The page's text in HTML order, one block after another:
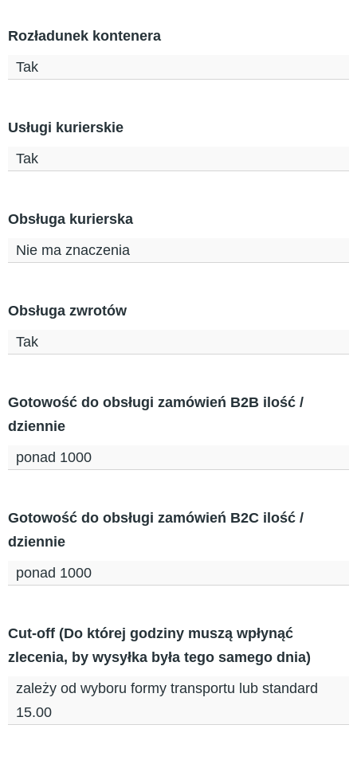
Rozładunek kontenera
Tak
Usługi kurierskie
Tak
Obsługa kurierska
Nie ma znaczenia
Obsługa zwrotów
Tak
Gotowość do obsługi zamówień B2B ilość /
dziennie
ponad 1000
Gotowość do obsługi zamówień B2C ilość /
dziennie
ponad 1000
Cut-off (Do której godziny muszą wpłynąć
zlecenia, by wysyłka była tego samego dnia)
zależy od wyboru formy transportu lub standard
15.00